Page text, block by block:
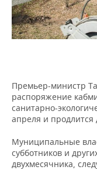
НЕФТЕХИМИЯ
НЕФТЬ
ЭНЕРГЕТИКА
РОЗНИЧНАЯ
НОВОСТИ
МЕРОПРИЯТИЯ
НОВОСТИ
БИЗНЕС-БРАНЧИ
ОТКРЫТАЯ
ФУТБОЛ
БАСКЕТБОЛ
НОВОСТИ
ФОТОГАЛЕРЕЯ
СПРАВОЧНИК
Премьер-министр
распоряжение
санитарно-
апреля и продлится
Муниципальные
субботников и
двухмесячника,